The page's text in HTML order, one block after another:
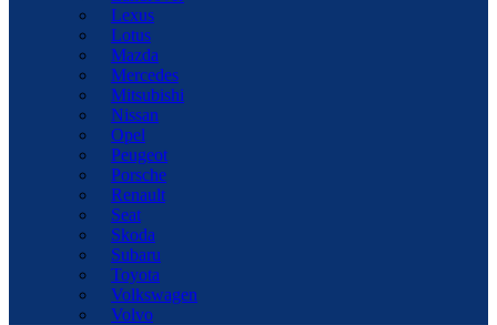
Lexus
Lotus
Mazda
Mercedes
Mitsubishi
Nissan
Opel
Peugeot
Porsche
Renault
Seat
Skoda
Subaru
Toyota
Volkswagen
Volvo